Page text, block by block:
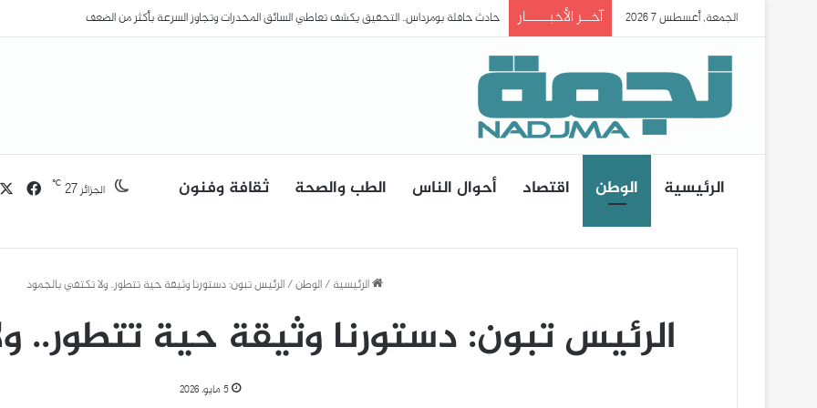
الجمعة, أغسطس 7 2026 آخــر الأخبـــــار
الرئيسية الوطن اقتصاد أحوال الناس الطب والصحة ثقافة وفنون الجزائر27
℃
الرئيسية / الوطن/ الرئيس تبون: دستورنا وثيقة حية تتطور.. ولا تكتفي بالجمود
الرئيس تبون: دستورنا وثيقة حية تتطور..
5 مايو، 2026